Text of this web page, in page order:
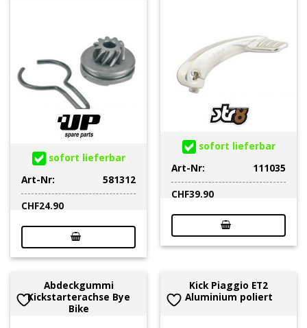
sofort lieferbar
Art-Nr:
581312
CHF24.90
sofort lieferbar
Art-Nr:
111035
CHF39.90
Abdeckgummi
Kickstarterachse Bye
Bike
Kick Piaggio ET2
Aluminium poliert